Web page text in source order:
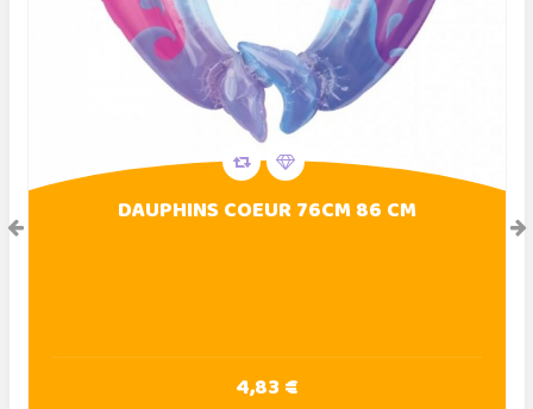
DAUPHINS COEUR 76CM 86 CM
4,83 €